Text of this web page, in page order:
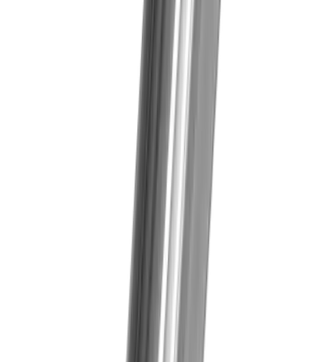
Medizinaltechnik